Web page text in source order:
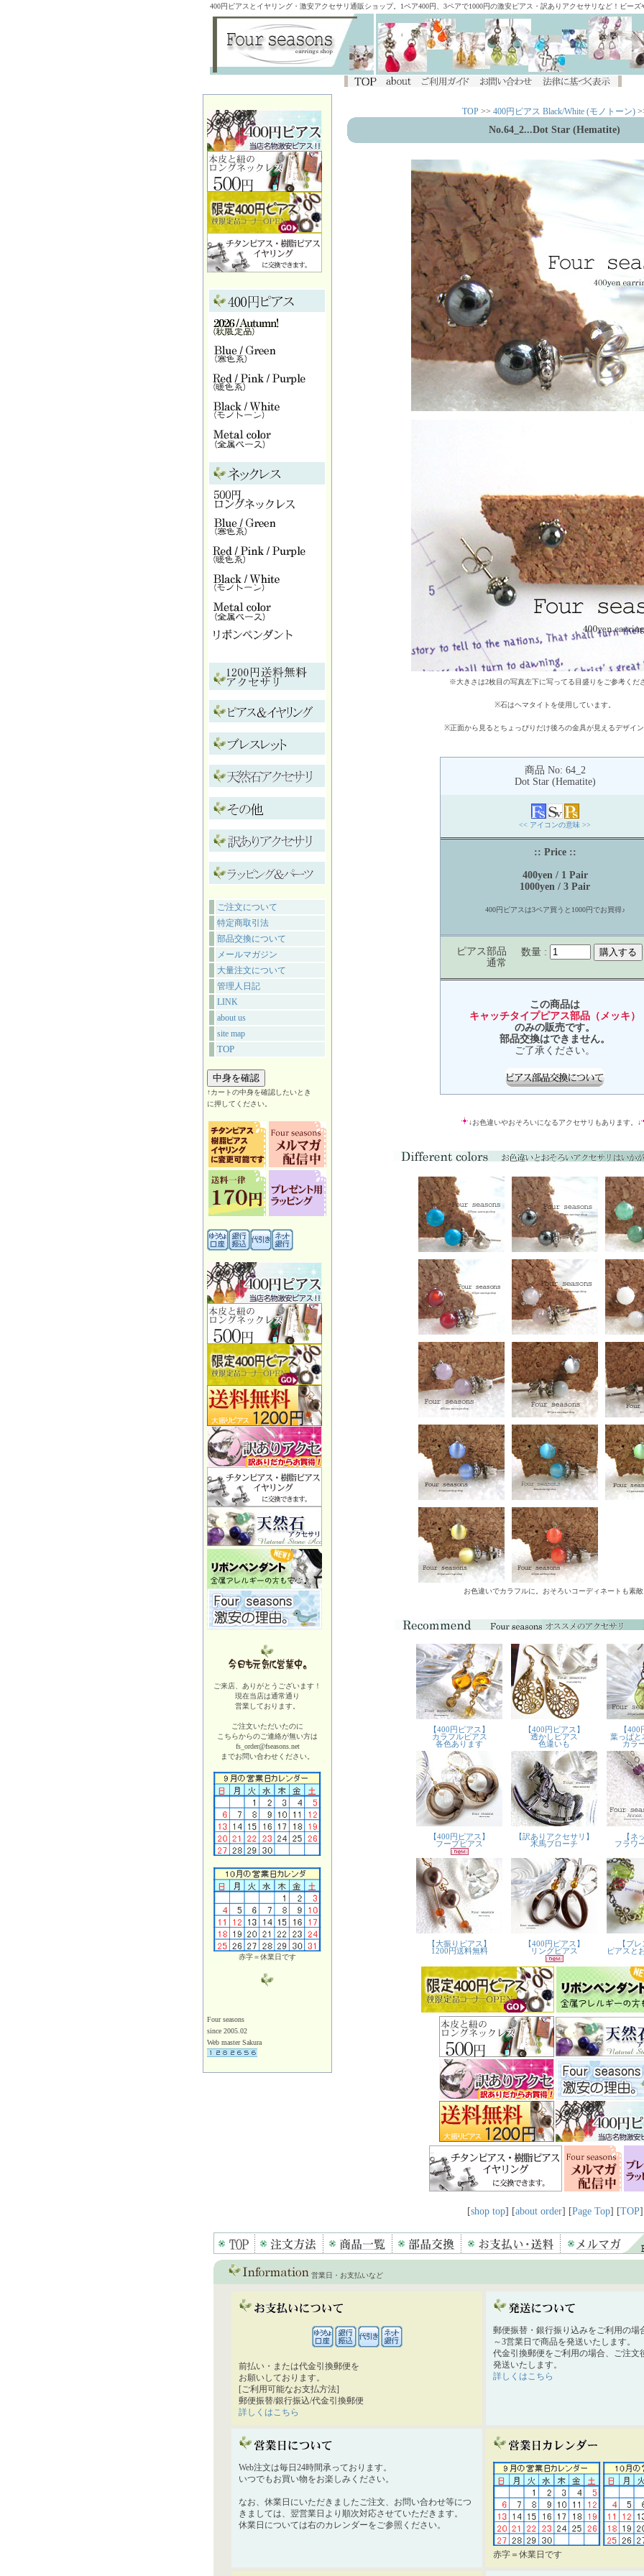
400円ピアスとイヤリング・激安アクセサリ通販ショップ。1ペア400円、3ペアで1000円の激安ピアス・訳ありアクセサリなど！ビー
ご注文について
特定商取引法
部品交換について
メールマガジン
大量注文について
管理人日記
LINK
about us
site map
TOP
↑カートの中身を確認したいとき
に押してください。
ご来店、ありがとうございます！
現在当店は通常通り
営業しております。
ご注文いただいたのに
こちらからのご連絡が無い方は
fs_order@fseasons.net
までお問い合わせください。
赤字＝休業日です
Four seasons
since 2005.02
Web master Sakura
TOP >> 400円ピアス Black/White (モノトーン)
No.64_2...Dot Star (Hematite)
※大きさは2枚目の写真左下に写ってる目盛りをご参考くだ
※石はヘマタイトを使用しています。
※正面から見るとちょっぴりだけ後ろの金具が見えるデザイ
商品 No: 64_2
Dot Star (Hematite)
<< アイコンの意味 >>
:: Price ::
400yen / 1 Pair
1000yen / 3 Pair
400円ピアスは3ペア買うと1000円でお買得♪
ピアス部品
通常
数量 :
この商品は
キャッチタイプピアス部品（メッキ）
のみの販売です。
部品交換はできません。
ご了承ください。
↓お色違いやおそろいになるアクセサリもあります。↓
お色違いでカラフルに。おそろいコーディネートも素敵
[shop top] [about order] [Page Top] [TOP]
営業日・お支払いなど
前払い・または代金引換郵便を
お願いしております。
[ご利用可能なお支払方法]
郵便振替/銀行振込/代金引換郵便
詳しくはこちら
郵便振替・銀行振り込みをご利用の場
～3営業日で商品を発送いたします。
代金引換郵便をご利用の場合、ご注文
発送いたします。
詳しくはこちら
Web注文は毎日24時間承っております。
いつでもお買い物をお楽しみください。
なお、休業日にいただきましたご注文、お問い合わせ等につ
きましては、翌営業日より順次対応させていただきます。
休業日については右のカレンダーをご参照ください。
赤字＝休業日です